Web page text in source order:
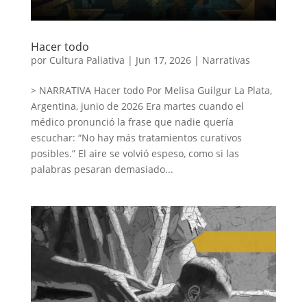
Hacer todo
por Cultura Paliativa | Jun 17, 2026| Narrativas
> NARRATIVA Hacer todo Por Melisa Guilgur La Plata,
Argentina, junio de 2026 Era martes cuando el
médico pronunció la frase que nadie quería
escuchar: “No hay más tratamientos curativos
posibles.” El aire se volvió espeso, como si las
palabras pesaran demasiado...